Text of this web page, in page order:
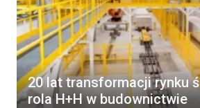
20 lat transformacji rynku
rola H+H w budownictwie